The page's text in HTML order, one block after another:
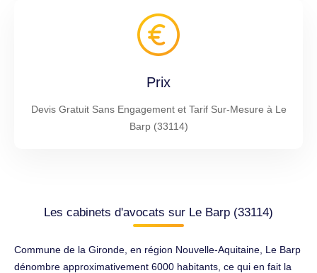
Prix
Devis Gratuit Sans Engagement et Tarif Sur-Mesure à Le
Barp (33114)
Les cabinets d'avocats sur Le Barp (33114)
Commune de la Gironde, en région Nouvelle-Aquitaine, Le Barp
dénombre approximativement 6000 habitants, ce qui en fait la